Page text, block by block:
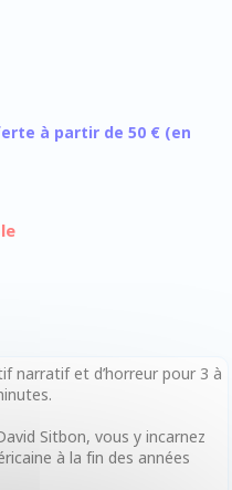
à partir de 50 € (en
narratif et d’horreur pour 3 à
Sitbon, vous y incarnez
à la fin des années